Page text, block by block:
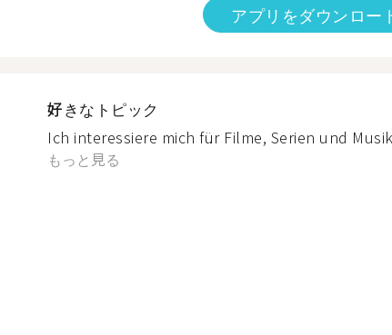
アプリをダウンロー
好きなトピック
Ich interessiere mich für Filme, Serien und
もっと見る